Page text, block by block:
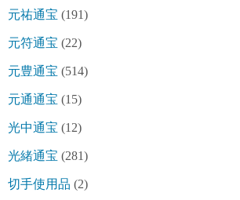
元祐通宝 (191)
元符通宝 (22)
元豊通宝 (514)
元通通宝 (15)
光中通宝 (12)
光緒通宝 (281)
切手使用品 (2)